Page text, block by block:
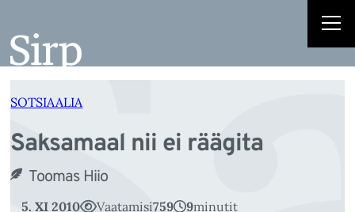
juurde
SOTSIAALIA
Saksamaal nii ei räägita
Toomas Hiio
5. XI 2010 Vaatamisi759 9minutit